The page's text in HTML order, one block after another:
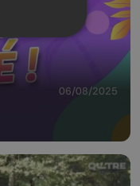
06/08/2025